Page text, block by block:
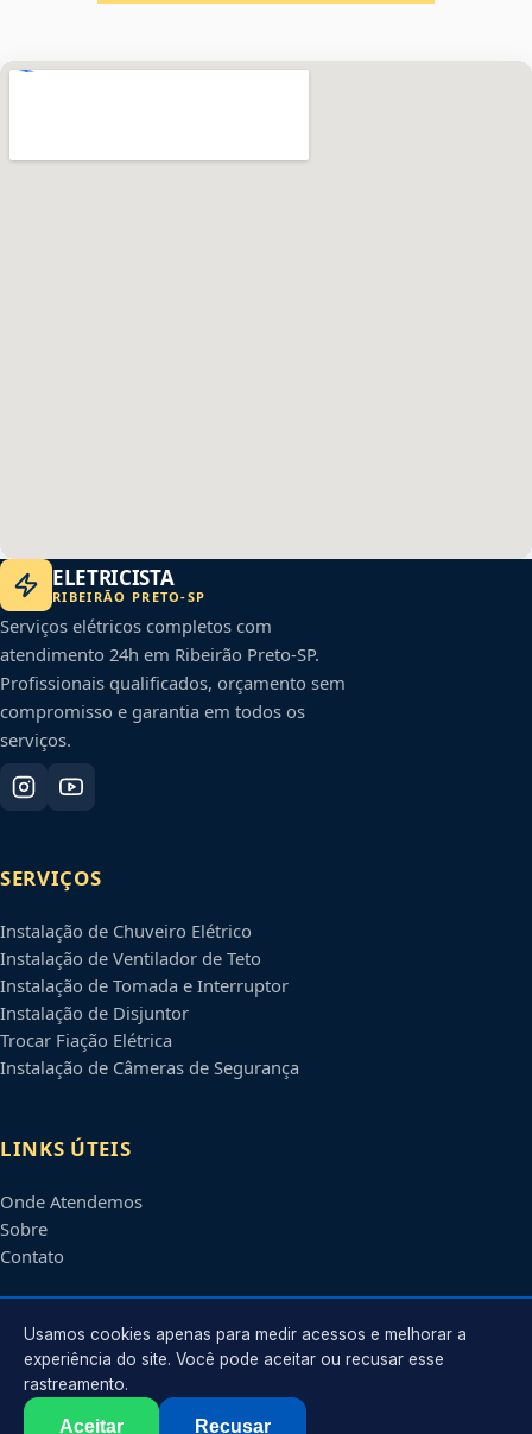
ELETRICISTA
RIBEIRÃO PRETO-SP
Serviços elétricos completos com
atendimento 24h em Ribeirão Preto-SP.
Profissionais qualificados, orçamento sem
compromisso e garantia em todos os
serviços.
SERVIÇOS
Instalação de Chuveiro Elétrico
Instalação de Ventilador de Teto
Instalação de Tomada e Interruptor
Instalação de Disjuntor
Trocar Fiação Elétrica
Instalação de Câmeras de Segurança
LINKS ÚTEIS
Onde Atendemos
Sobre
Contato
CONTATO
Atendimento em
contato@eletricistaribeiraopreto.com.br
Usamos cookies apenas para medir acessos e melhorar a
experiência do site. Você pode aceitar ou recusar esse
rastreamento.
Aceitar Recusar